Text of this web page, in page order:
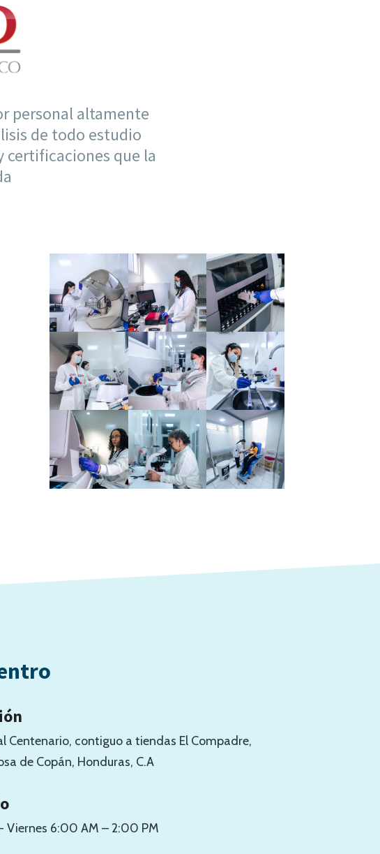
personal altamente
de todo estudio
certificaciones que la
Centenario, contiguo a tiendas El Compadre,
de Copán, Honduras, C.A
Viernes 6:00 AM – 2:00 PM